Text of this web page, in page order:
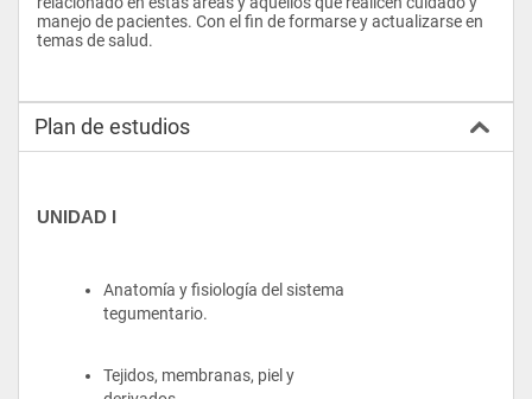
manejo de pacientes. Con el fin de formarse y actualizarse en
temas de salud.
Plan de estudios
UNIDAD I
Anatomía y fisiología del sistema
tegumentario.
Tejidos, membranas, piel y